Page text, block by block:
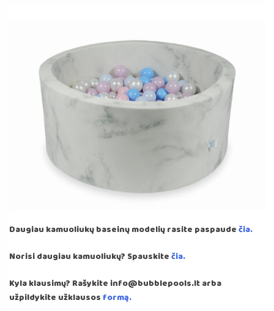
Daugiau kamuoliukų baseinų modelių rasite paspaudečia.
Norisi daugiau kamuoliukų? Spauskitečia.
Kyla klausimų? Rašykite info@bubblepools.lt arba
užpildykite užklausos formą.